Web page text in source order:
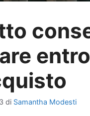
di Samantha Modesti